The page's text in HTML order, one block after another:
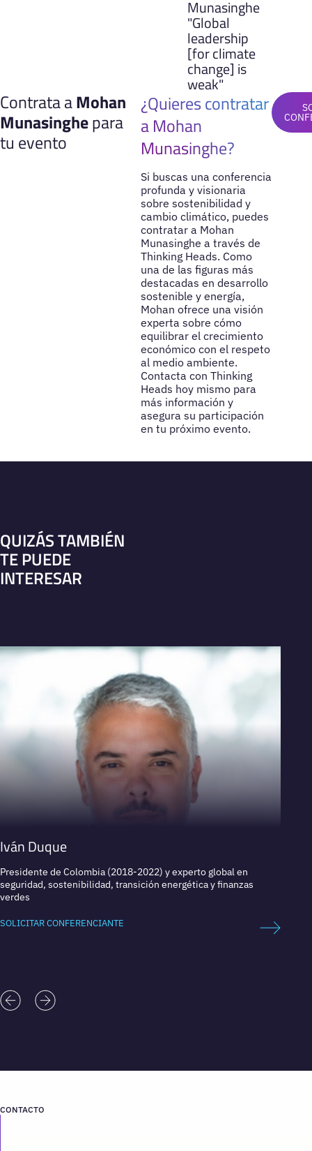
Munasinghe
"Global
leadership
[for climate
change] is
weak"
Contrata aMohan
Munasinghepara
tu evento
¿Quieres contratar
a Mohan
Munasinghe?
Si buscas una conferencia
profunda y visionaria
sobre sostenibilidad y
cambio climático, puedes
contratar a Mohan
Munasinghe a través de
Thinking Heads. Como
una de las figuras más
destacadas en desarrollo
sostenible y energía,
Mohan ofrece una visión
experta sobre cómo
equilibrar el crecimiento
económico con el respeto
al medio ambiente.
Contacta con Thinking
Heads hoy mismo para
más información y
asegura su participación
en tu próximo evento.
QUIZÁS TAMBIÉN
TE PUEDE
INTERESAR
Iván Duque
Presidente de Colombia (2018-2022) y experto global en
seguridad, sostenibilidad, transición energética y finanzas
verdes
SOLICITAR CONFERENCIANTE
CONTACTO